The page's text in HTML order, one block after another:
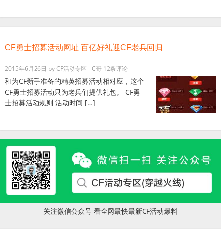
CF勇士招募活动网址 百亿好礼迎CF老兵回归
2015年6月26日 byCF活动专区 - C哥 12条评论
和为CF新手准备的精英招募活动相对应，这个
CF勇士招募活动只为老兵们提供礼包。 CF勇
士招募活动规则 活动时间 […]
关注微信公众号 看全网最快最新CF活动爆料